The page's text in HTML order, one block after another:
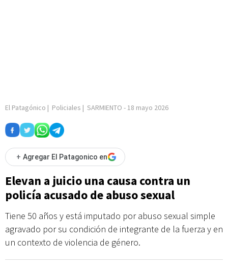
El Patagónico | Policiales | SARMIENTO - 18 mayo 2026
+ Agregar El Patagonico en
Elevan a juicio una causa contra un
policía acusado de abuso sexual
Tiene 50 años y está imputado por abuso sexual simple
agravado por su condición de integrante de la fuerza y en
un contexto de violencia de género.